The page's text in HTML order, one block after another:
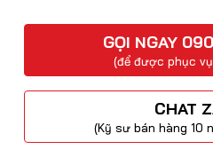
GỌI NGAY
(để được phục
CHAT
(Kỹ sư bán hàng 10